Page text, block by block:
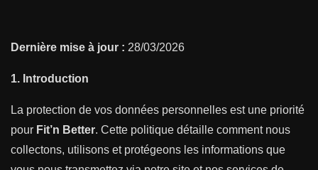
Dernière mise à jour : 28/03/2026
1. Introduction
La protection de vos données personnelles est une priorité
pour Fit’n Better. Cette politique détaille comment nous
collectons, utilisons et protégeons les informations que